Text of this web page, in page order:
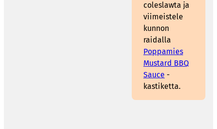
coleslawta ja
viimeistele
kunnon
raidalla
Poppamies
Mustard BBQ
Sauce -
kastiketta.